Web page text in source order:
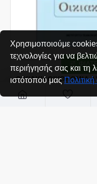
ΔΙΟΦΑΝΤΟΣ
ΟΙΚΙΑΚΗ ΟΙΚΟΝΟΜΙΑ
€0,95
Χρησιμοποιούμε
τεχνολογίες για να
περιήγησής σας και τη
ιστότοπού μας